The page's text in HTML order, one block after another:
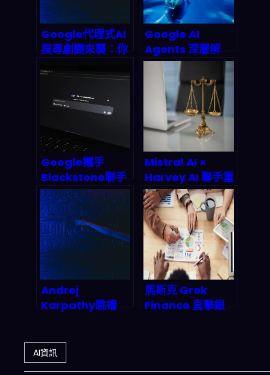
Google代理式AI
搜尋劇變來襲：你
年的流量與可見度
戰略？
Google AI
Agents 深層解
析：從搜尋框到萬
用助手的產業巨
變，2026年智能
代理市場誰能為
王？
Google攜手
Blackstone聯手
打造AI雲平台：這
波操作會從根本上
改寫企業AI佈局遊
戲規則嗎？
Mistral AI ×
Harvey AI 聯手重
塑法律科技：律師
工作流自動化的全
端革命正在發生
Andrej
Karpathy跳槽
腦，矽谷人才爭奪
戰殺出一條血路
馬斯克 Grok
Finance 直擊銀
AI資訊